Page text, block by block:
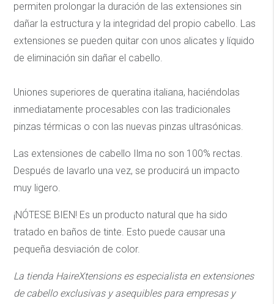
permiten prolongar la duración de las extensiones sin
dañar la estructura y la integridad del propio cabello. Las
extensiones se pueden quitar con unos alicates y líquido
de eliminación sin dañar el cabello.
Uniones superiores de queratina italiana, haciéndolas
inmediatamente procesables con las tradicionales
pinzas térmicas o con las nuevas pinzas ultrasónicas.
Las extensiones de cabello Ilma no son 100% rectas.
Después de lavarlo una vez, se producirá un impacto
muy ligero.
¡NÓTESE BIEN! Es un producto natural que ha sido
tratado en baños de tinte. Esto puede causar una
pequeña desviación de color.
La tienda HaireXtensions es especialista en extensiones
de cabello exclusivas y asequibles para empresas y